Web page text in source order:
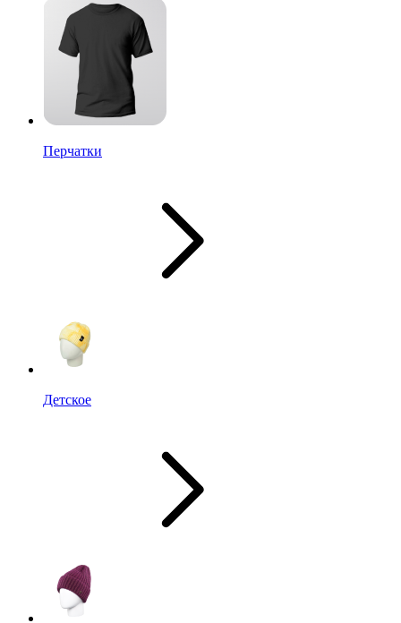
Перчатки
Детское